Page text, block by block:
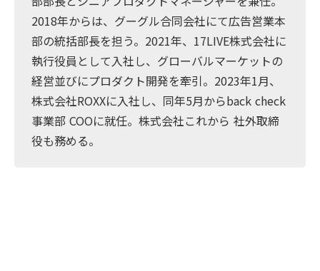
2018年からは、グーグル合同会社にて広告営業本
部の統括部長を担う。2021年、17LIVE株式会社に
執行役員として入社し、グローバルマーケットの
経営並びにプロダクト開発を牽引。2023年1月、
株式会社ROXXに入社し、同年5月からback check
事業部 COOに就任。株式会社これから 社外取締
役も務める。